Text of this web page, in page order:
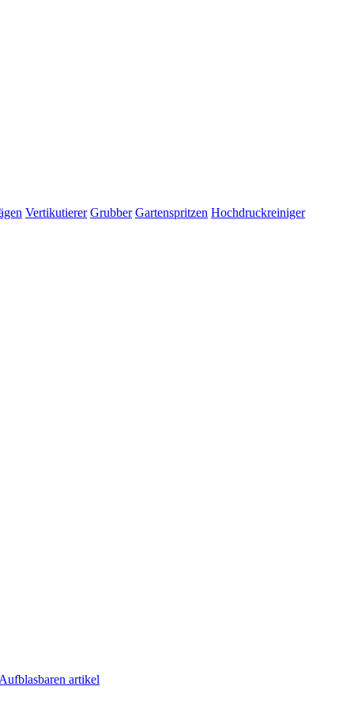
Vertikutierer Grubber Gartenspritzen Hochdruckreiniger
Aufblasbaren artikel